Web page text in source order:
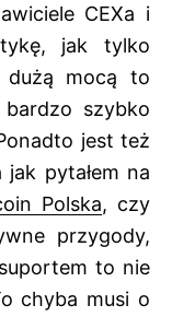
CEXa i
jak tylko
dużą mocą to
szybko
jest też
jak pytałem na
Polska, czy
przygody,
to nie
chyba musi o